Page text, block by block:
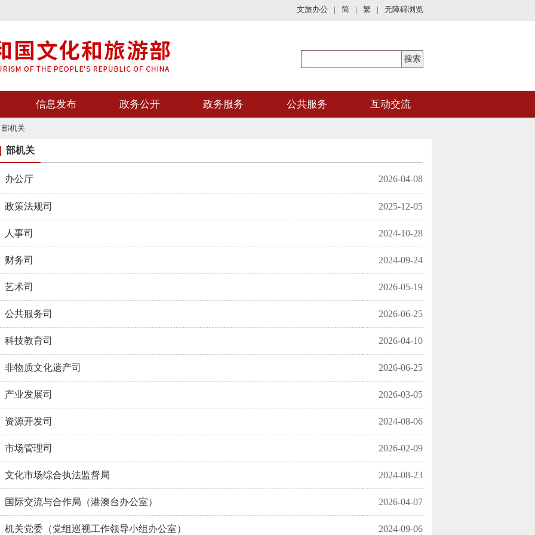
文旅办公 | 简 | 繁 | 无障碍浏览
信息发布 政务公开 政务服务 公共服务 互动交流
部机关
部机关
办公厅 2026-04-08
政策法规司 2025-12-05
人事司 2024-10-28
财务司 2024-09-24
艺术司 2026-05-19
公共服务司 2026-06-25
科技教育司 2026-04-10
非物质文化遗产司 2026-06-25
产业发展司 2026-03-05
资源开发司 2024-08-06
市场管理司 2026-02-09
文化市场综合执法监督局 2024-08-23
国际交流与合作局（港澳台办公室） 2026-04-07
机关党委（党组巡视工作领导小组办公室） 2024-09-06